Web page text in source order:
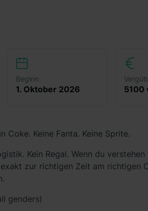
Beginn
1. Oktober 2026
Coke. Keine Fanta. Keine Sprite.
Kein Regal. Wenn du
zur richtigen Zeit am richtigen
genders)